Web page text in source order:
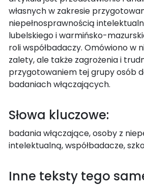
własnych w zakresie
niepełnosprawnością
lubelskiego i warmińsko-
roli współbadaczy. Omówiono w
zalety, ale także zagrożenia i
przygotowaniem tej grupy osób
badaniach włączających.
Słowa kluczowe:
badania włączające, osoby z
intelektualną, współbadacze,
Inne teksty tego